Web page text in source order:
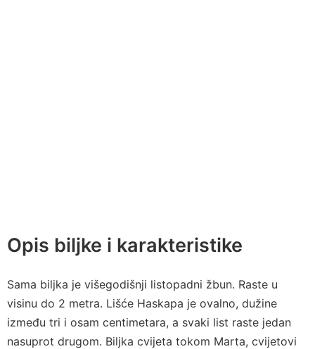
Opis biljke i karakteristike
Sama biljka je višegodišnji listopadni žbun. Raste u
visinu do 2 metra. Lišće Haskapa je ovalno, dužine
između tri i osam centimetara, a svaki list raste jedan
nasuprot drugom. Biljka cvijeta tokom Marta, cvijetovi